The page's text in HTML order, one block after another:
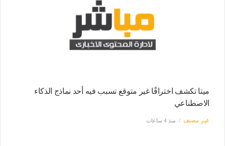
ميتا تكشف اختراقًا غير متوقع تسبب فيه أحد نماذج الذكاء
الاصطناعي
غير مصنف منذ 4 ساعات